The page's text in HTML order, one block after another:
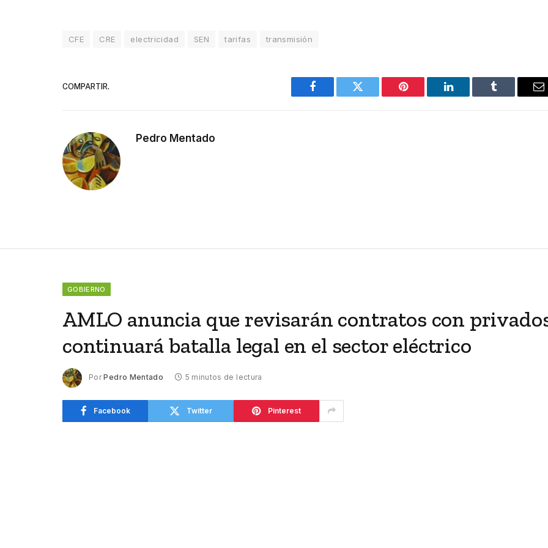
CFE CRE electricidad SEN tarifas transmisión
COMPARTIR.
Facebook Twitter Pinterest LinkedIn Tumblr
Pedro Mentado
GOBIERNO
AMLO anuncia que revisarán contratos con
continuará batalla legal en el sector eléctrico
Por Pedro Mentado 5 minutos de lectura
Facebook Twitter Pinterest